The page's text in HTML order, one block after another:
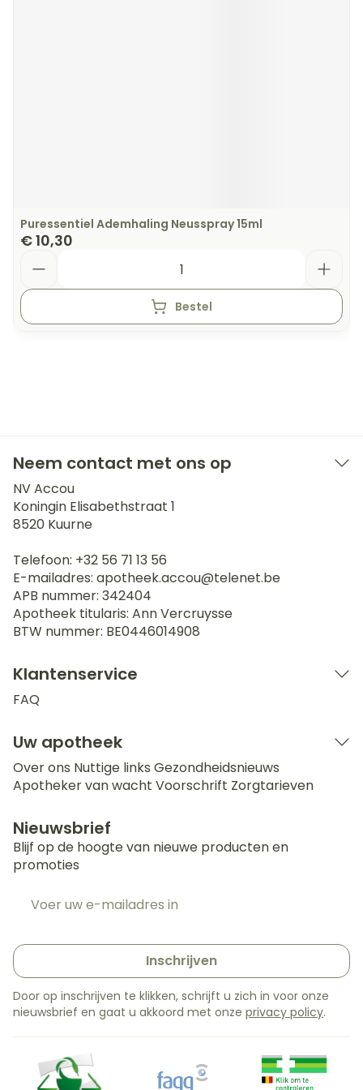
Puressentiel Ademhaling Neusspray 15ml
€ 10,30
Bestel
Neem contact met ons op
NV Accou
Koningin Elisabethstraat 1
8520 Kuurne
Telefoon: +32 56 71 13 56
E-mailadres: apotheek.accou@telenet.be
APB nummer: 342404
Apotheek titularis: Ann Vercruysse
BTW nummer: BE0446014908
Klantenservice
FAQ
Uw apotheek
Over ons Nuttige links Gezondheidsnieuws
Apotheker van wacht Voorschrift Zorgtarieven
Nieuwsbrief
Blijf op de hoogte van nieuwe producten en
promoties
Inschrijven
Door op inschrijven te klikken, schrijft u zich in voor onze
nieuwsbrief en gaat u akkoord met onze privacy policy.